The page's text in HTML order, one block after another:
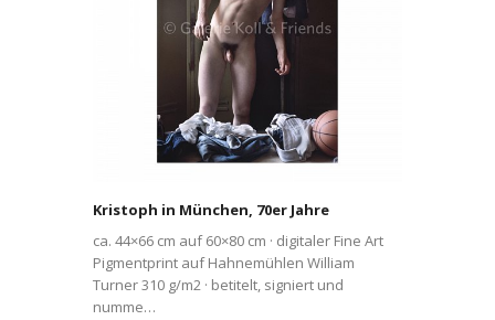
Kristoph in München, 70er Jahre
ca. 44×66 cm auf 60×80 cm · digitaler Fine Art
Pigmentprint auf Hahnemühlen William
Turner 310 g/m2 · betitelt, signiert und
numme…